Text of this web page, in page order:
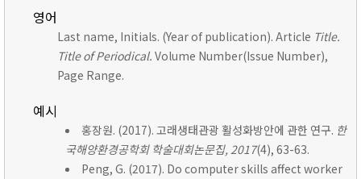
영어
Last name, Initials. (Year of publication). Article Title.
Title of Periodical. Volume Number(Issue Number),
Page Range.
예시
홍장원. (2017). 고래생태관광 활성화방안에 관한 연구. 한
국해양환경공학회 학술대회논문집, 2017(4), 63-63.
Peng, G. (2017). Do computer skills affect worker